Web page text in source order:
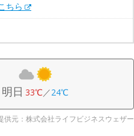
ちら
明日 33℃／24℃
供元：株式会社ライフビジネスウェザー